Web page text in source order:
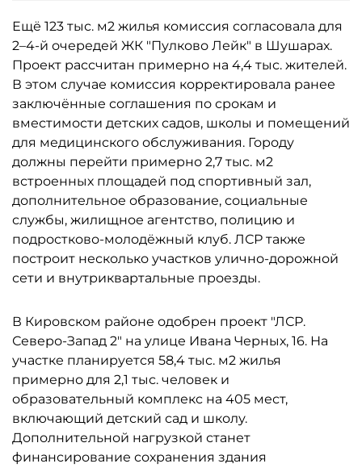
Ещё 123 тыс. м2 жилья комиссия согласовала для
2–4-й очередей ЖК "Пулково Лейк" в Шушарах.
Проект рассчитан примерно на 4,4 тыс. жителей.
В этом случае комиссия корректировала ранее
заключённые соглашения по срокам и
вместимости детских садов, школы и помещений
для медицинского обслуживания. Городу
должны перейти примерно 2,7 тыс. м2
встроенных площадей под спортивный зал,
дополнительное образование, социальные
службы, жилищное агентство, полицию и
подростково-молодёжный клуб. ЛСР также
построит несколько участков улично-дорожной
сети и внутриквартальные проезды.
В Кировском районе одобрен проект "ЛСР.
Северо-Запад 2" на улице Ивана Черных, 16. На
участке планируется 58,4 тыс. м2 жилья
примерно для 2,1 тыс. человек и
образовательный комплекс на 405 мест,
включающий детский сад и школу.
Дополнительной нагрузкой станет
финансирование сохранения здания